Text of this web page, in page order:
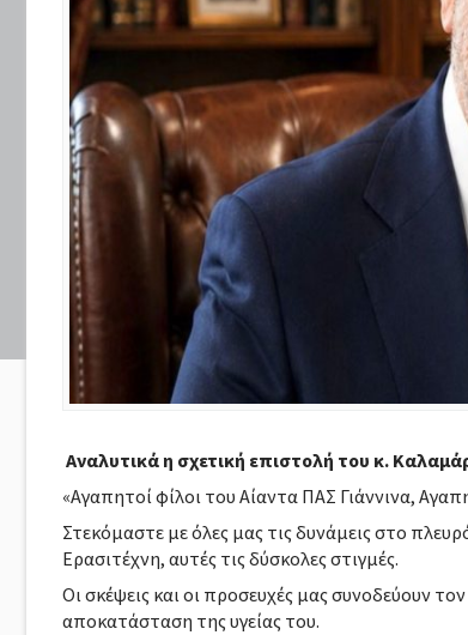
Αναλυτικά η σχετική επιστολή του κ.
«Αγαπητοί φίλοι του Αίαντα ΠΑΣ Γιάννινα,
Στεκόμαστε με όλες μας τις δυνάμεις στο
Ερασιτέχνη, αυτές τις δύσκολες στιγμές.
Οι σκέψεις και οι προσευχές μας συνοδεύουν
αποκατάσταση της υγείας του.